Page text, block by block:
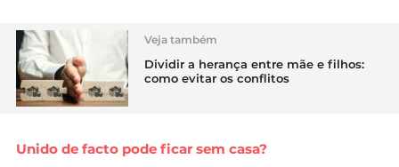
Veja também
Dividir a herança entre mãe e filhos:
como evitar os conflitos
Unido de facto pode ficar sem casa?